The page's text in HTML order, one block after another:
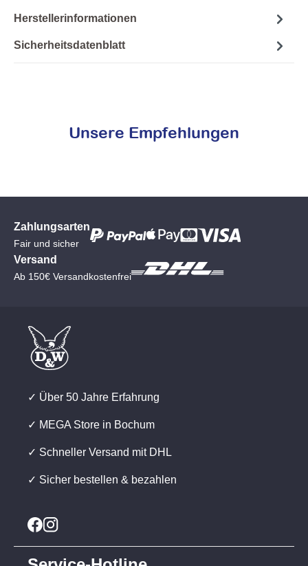
Herstellerinformationen
Sicherheitsdatenblatt
Unsere Empfehlungen
Zahlungsarten
Fair und sicher
Versand
Ab 150€ Versandkostenfrei
✓ Über 50 Jahre Erfahrung
✓ MEGA Store in Bochum
✓ Schneller Versand mit DHL
✓ Sicher bestellen & bezahlen